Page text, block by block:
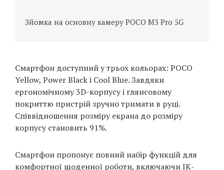
Зйомка на основну камеру POCO M3 Pro 5G
Смартфон доступний у трьох кольорах: POCO
Yellow, Power Black і Cool Blue. Завдяки
ергономічному 3D-корпусу і глянсовому
покриттю пристрій зручно тримати в руці.
Співвідношення розміру екрана до розміру
корпусу становить 91%.
Смартфон пропонує повний набір функцій для
комфортної щоденної роботи, включаючи ІК-